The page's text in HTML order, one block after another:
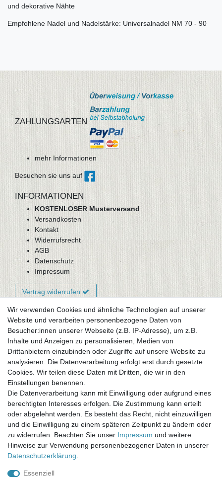
und dekorative Nähte
Empfohlene Nadel und Nadelstärke: Universalnadel NM 70 - 90
ZAHLUNGSARTEN
mehr Informationen
Besuchen sie uns auf
INFORMATIONEN
KOSTENLOSER Musterversand
Versandkosten
Kontakt
Widerrufsrecht
AGB
Datenschutz
Impressum
Vertrag widerrufen
Newsletter-Anmeldung
FAQ / Fragen
Mein Warenkorb
Mein Merkzettel
Mein Konto
UNSER LADENGESCHÄFT
Gottlieb-Daimler-Str. 10
33334 Gütersloh
ÖFFNUNGSZEITEN
Montag - Dienstag: 8.00 - 18.00 Uhr, Mittwoch Ruhetag,
Donnerstag: 8.00 - 18.00 Uhr, Freitag 8.00 - 14.00 Uhr
Wir verwenden Cookies und ähnliche Technologien auf unserer
Website und verarbeiten personenbezogene Daten von
Besucher:innen unserer Webseite (z.B. IP-Adresse), um z.B.
Inhalte und Anzeigen zu personalisieren, Medien von
Drittanbietern einzubinden oder Zugriffe auf unsere Website zu
analysieren. Die Datenverarbeitung erfolgt erst durch gesetzte
Cookies. Wir teilen diese Daten mit Dritten, die wir in den
Einstellungen benennen.
Die Datenverarbeitung kann mit Einwilligung oder aufgrund eines
berechtigten Interesses erfolgen. Die Zustimmung kann erteilt
oder abgelehnt werden. Es besteht das Recht, nicht einzuwilligen
und die Einwilligung zu einem späteren Zeitpunkt zu ändern oder
zu widerrufen. Beachten Sie unser Impressum und weitere
Hinweise zur Verwendung personenbezogener Daten in unserer
Daten­schutz­erklärung
Essenziell